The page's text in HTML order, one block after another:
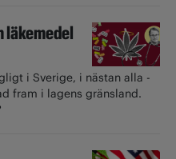
läkemedel
i ­Sverige, i nästan alla
fram i lagens gränsland.